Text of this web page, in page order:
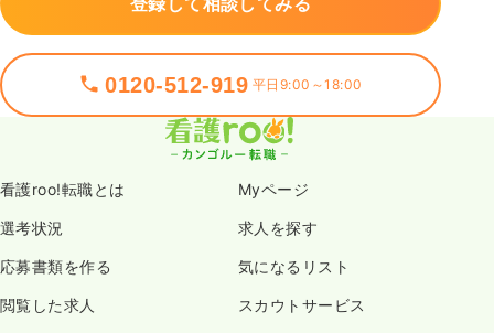
0120-512-919 平日9:00～18:00
看護roo!転職とは Myページ
選考状況 求人を探す
応募書類を作る 気になるリスト
閲覧した求人 スカウトサービス